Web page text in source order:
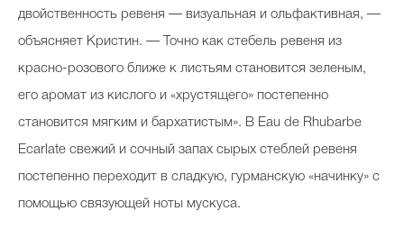
двойственность ревеня — визуальная и ольфактивная, —
объясняет Кристин. — Точно как стебель ревеня из
красно-розового ближе к листьям становится зеленым,
его аромат из кислого и «хрустящего» постепенно
становится мягким и бархатистым». В Eau de Rhubarbe
Ecarlate свежий и сочный запах сырых стеблей ревеня
постепенно переходит в сладкую, гурманскую «начинку» с
помощью связующей ноты мускуса.